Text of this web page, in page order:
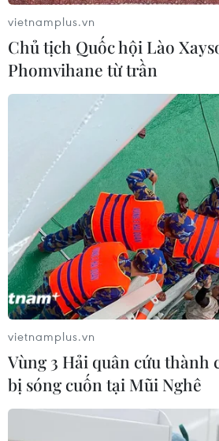
vietnamplus.vn
Chủ tịch Quốc hội Lào
Phomvihane từ trần
vietnamplus.vn
Vùng 3 Hải quân cứu thành
bị sóng cuốn tại Mũi Nghê